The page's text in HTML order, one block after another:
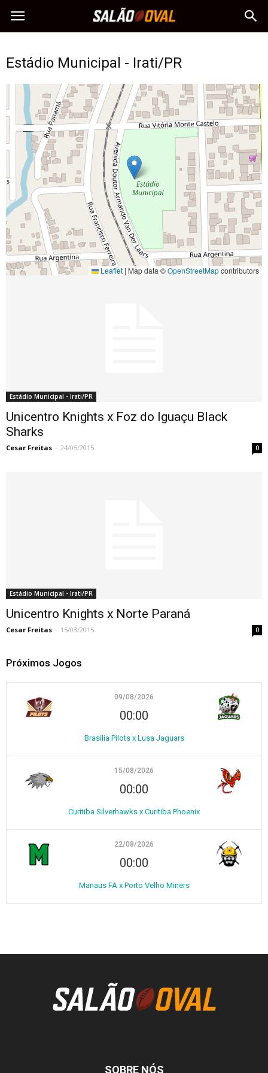
Estádio Municipal - Irati/PR
Leaflet | Map data ©OpenStreetMapcontributors
Estádio Municipal - Irati/PR
Unicentro Knights x Foz do Iguaçu Black
Sharks
Cesar Freitas - 24/05/2015 0
Estádio Municipal - Irati/PR
Unicentro Knights x Norte Paraná
Cesar Freitas - 15/03/2015 0
Próximos Jogos
09/08/2026
00:00
Brasília Pilots x Lusa Jaguars
15/08/2026
00:00
Curitiba Silverhawks x Curitiba Phoenix
22/08/2026
00:00
Manaus FA x Porto Velho Miners
SOBRE NÓS